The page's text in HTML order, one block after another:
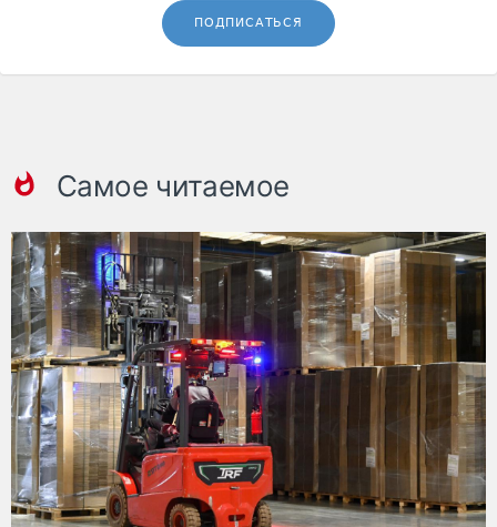
ПОДПИСАТЬСЯ
Самое читаемое